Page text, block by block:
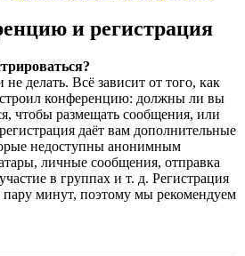
и регистрация
делать. Всё зависит от того, как
конференцию: должны ли вы
чтобы размещать сообщения, или
даёт вам дополнительные
недоступны анонимным
личные сообщения, отправка
в группах и т. д. Регистрация
пару минут, поэтому мы рекомендуем